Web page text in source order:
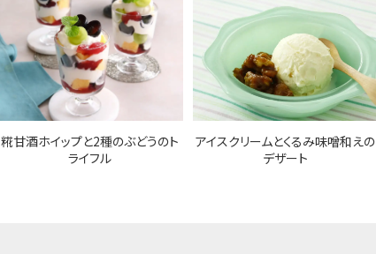
糀甘酒ホイップと2種のぶどうのト
ライフル
アイスクリームとくるみ味噌和えの
デザート